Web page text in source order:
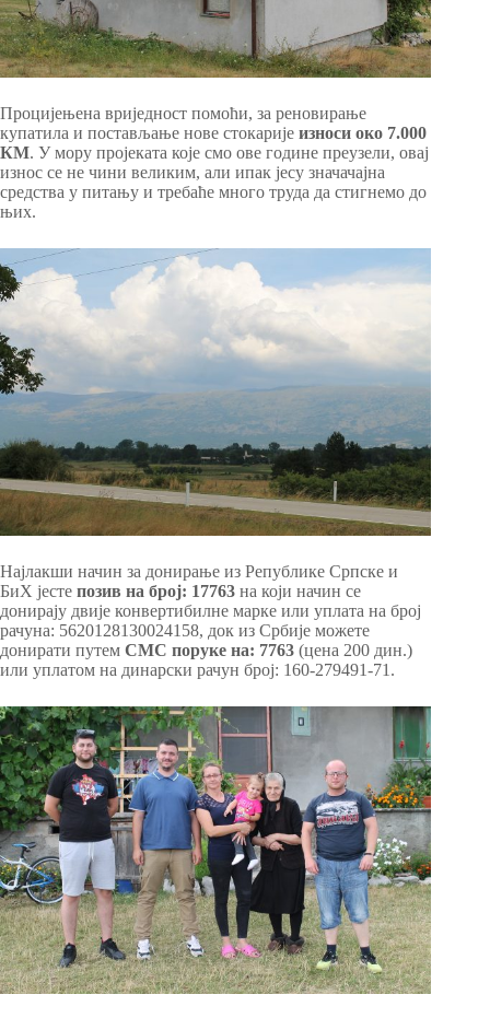
Процијењена вриједност помоћи, за реновирање
купатила и постављање нове стокарије износи око 7.000
КМ. У мору пројеката које смо ове године преузели, овај
износ се не чини великим, али ипак јесу значачајна
средства у питању и требаће много труда да стигнемо до
њих.
Најлакши начин за донирање из Републике Српске и
БиХ јесте позив на број: 17763 на који начин се
донирају двије конвертибилне марке или уплата на број
рачуна: 5620128130024158, док из Србије можете
донирати путем СМС поруке на: 7763 (цена 200 дин.)
или уплатом на динарски рачун број: 160-279491-71.